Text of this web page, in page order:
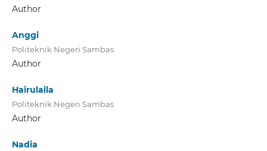
Author
Anggi
Politeknik Negeri Sambas
Author
Hairulaila
Politeknik Negeri Sambas
Author
Nadia